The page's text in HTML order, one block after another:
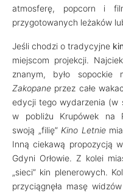
atmosferę, popcorn i
przygotowanych leżaków
Jeśli chodzi o tradycyjne
miejscom projekcji.
znanym, było sopockie
Zakopane przez całe
edycji tego wydarzenia (w
w pobliżu Krupówek na
swoją „filię” Kino Letnie
Inną ciekawą propozycją
Gdyni Orłowie. Z kolei
„sieci” kin plenerowych.
przyciągnęła masę